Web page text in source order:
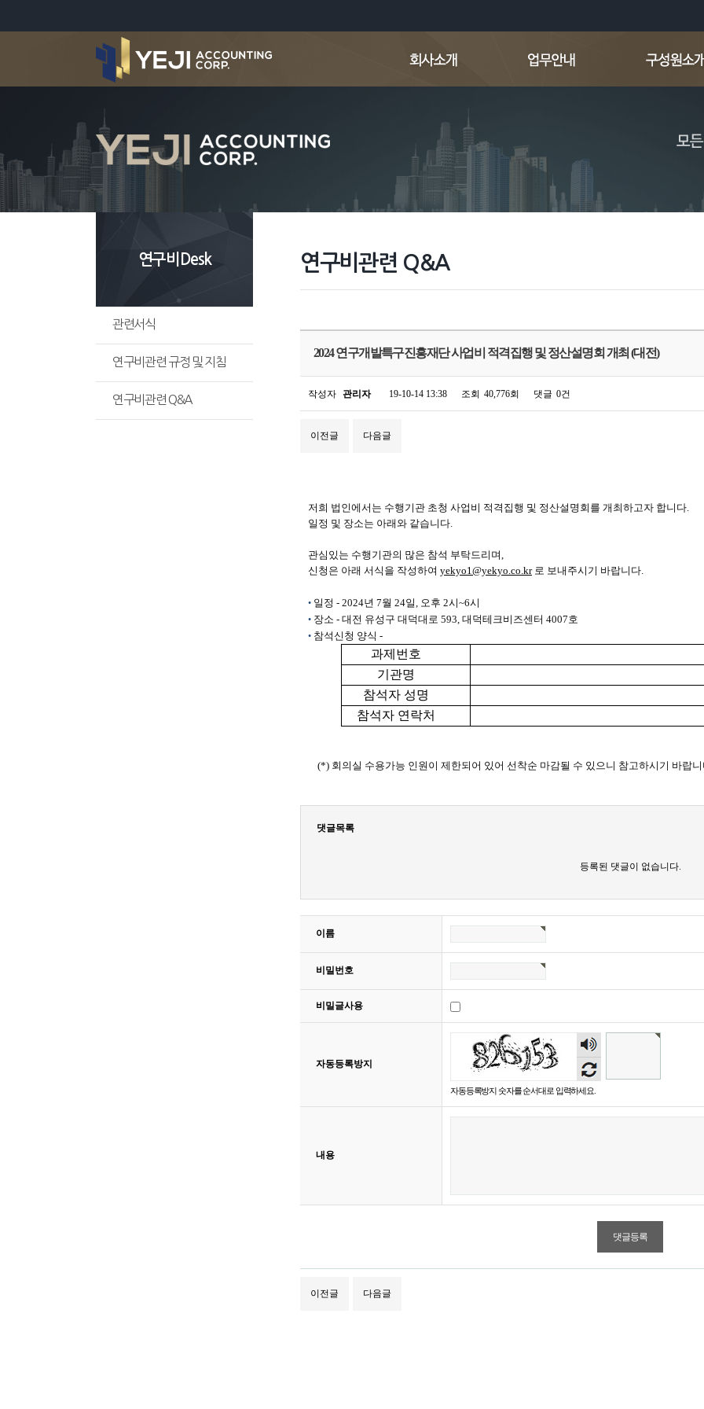
연구비Desk
관련서식
연구비관련 규정 및 지침
연구비관련 Q&A
연구비관련 Q&A
2024 연구개발특구진흥재단 사업비 적격집행 및 정산설명회 개최 (대전)
작성자 관리자 19-10-14 13:38 조회 40,776회 댓글 0건
이전글 다음글
저희 법인에서는 수행기관 초청 사업비 적격집행 및 정산설명회를 개최하고자 합니다.
일정 및 장소는 아래와 같습니다.
관심있는 수행기관의 많은 참석 부탁드리며,
신청은 아래 서식을 작성하여 yekyo1@yekyo.co.kr 로 보내주시기 바랍니다.
• 일정 - 2024년 7월 24일, 오후 2시~6시
• 장소 - 대전 유성구 대덕대로 593, 대덕테크비즈센터 4007호
• 참석신청 양식 -
과제번호
기관명
참석자 성명
참석자 연락처
(*) 회의실 수용가능 인원이 제한되어 있어 선착순 마감될 수 있으니 참고하시기 바랍
댓글목록
등록된 댓글이 없습니다.
이름
비밀번호
비밀글사용
자동등록방지
숫자
음성
듣기
자동등록방지 숫자를 순서대로 입력하세요.
내용
이전글 다음글